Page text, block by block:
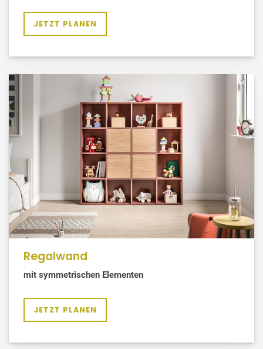
JETZT PLANEN
Regalwand
mit symmetrischen Elementen
JETZT PLANEN